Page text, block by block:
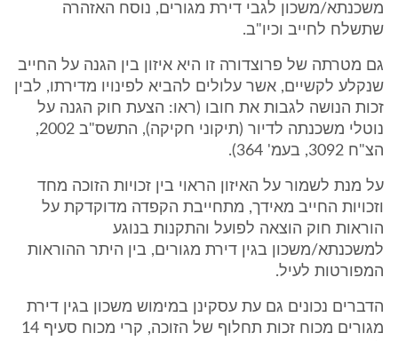
משכנתא/משכון לגבי דירת מגורים, נוסח האזהרה
שתשלח לחייב וכיו"ב.
גם מטרתה של פרוצדורה זו היא איזון בין הגנה על החייב
שנקלע לקשיים, אשר עלולים להביא לפינויו מדירתו, לבין
זכות הנושה לגבות את חובו (ראו: הצעת חוק הגנה על
נוטלי משכנתה לדיור (תיקוני חקיקה), התשס"ב 2002,
הצ"ח 3092, בעמ' 364).
על מנת לשמור על האיזון הראוי בין זכויות הזוכה מחד
וזכויות החייב מאידך, מתחייבת הקפדה מדוקדקת על
הוראות חוק הוצאה לפועל והתקנות בנוגע
למשכנתא/משכון בגין דירת מגורים, בין היתר ההוראות
המפורטות לעיל.
הדברים נכונים גם עת עסקינן במימוש משכון בגין דירת
מגורים מכוח זכות תחלוף של הזוכה, קרי מכוח סעיף 14